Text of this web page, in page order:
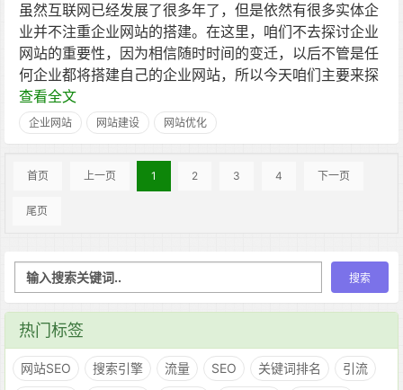
虽然互联网已经发展了很多年了，但是依然有很多实体企
业并不注重企业网站的搭建。在这里，咱们不去探讨企业
网站的重要性，因为相信随时时间的变迁，以后不管是任
何企业都将搭建自己的企业网站，所以今天咱们主要来探
查看全文
企业网站 网站建设 网站优化
首页 上一页 1 2 3 4 下一页
尾页
热门标签
网站SEO 搜索引擎 流量 SEO 关键词排名
引流